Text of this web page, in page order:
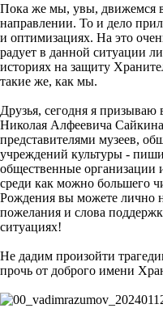
Пока же мы, увы, движемся
направлении. То и дело
и оптимизациях. На это
радует в данной ситуации
историях на защиту
такие же, как мы.
Друзья, сегодня я призываю
Николая Алфеевича
представителями музеев,
учреждений культуры -
общественные организации
среди как можно большего
Рождения вы можете лично
пожелания и слова
ситуациях!
Не дадим произойти
прочь от доброго имени